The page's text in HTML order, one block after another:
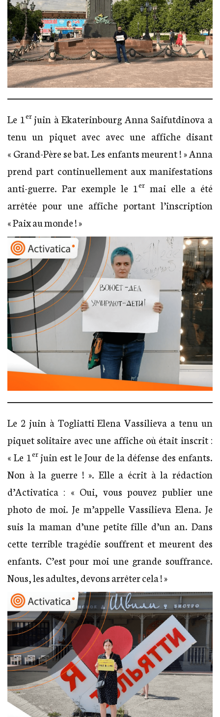
Le 1 erjuin à Ekaterinbourg Anna Saifutdinova a
tenu un piquet avec avec une affiche disant
« Grand-Père se bat. Les enfants meurent ! » Anna
prend part continuellement aux manifestations
anti-guerre. Par exemple le 1 er mai elle a été
arrêtée pour une affiche portant l’inscription
« Paix au monde ! »
Le 2 juin à Togliatti Elena Vassilieva a tenu un
piquet solitaire avec une affiche où était inscrit :
« Le 1 erjuin est le Jour de la défense des enfants.
Non à la guerre ! ». Elle a écrit à la rédaction
d’Activatica : « Oui, vous pouvez publier une
photo de moi. Je m’appelle Vassilieva Elena. Je
suis la maman d’une petite fille d’un an. Dans
cette terrible tragédie souffrent et meurent des
enfants. C’est pour moi une grande souffrance.
Nous, les adultes, devons arrêter cela ! »